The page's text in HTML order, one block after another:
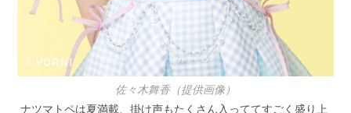
佐々木舞香（提供画像）
ナツマトペは夏満載、掛け声もたくさん入っててすごく盛り上